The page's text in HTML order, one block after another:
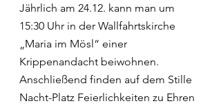
Jährlich am 24.12. kann man um
15:30 Uhr in der Wallfahrtskirche
„Maria im Mösl“ einer
Krippenandacht beiwohnen.
Anschließend finden auf dem Stille
Nacht-Platz Feierlichkeiten zu Ehren